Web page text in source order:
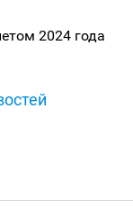
2024 года